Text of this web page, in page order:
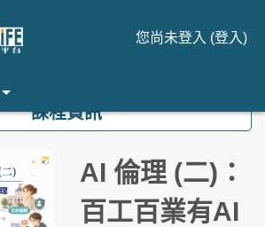
您尚未登入 (登入)
課程資訊
AI 倫理 (二)：
百工百業有AI